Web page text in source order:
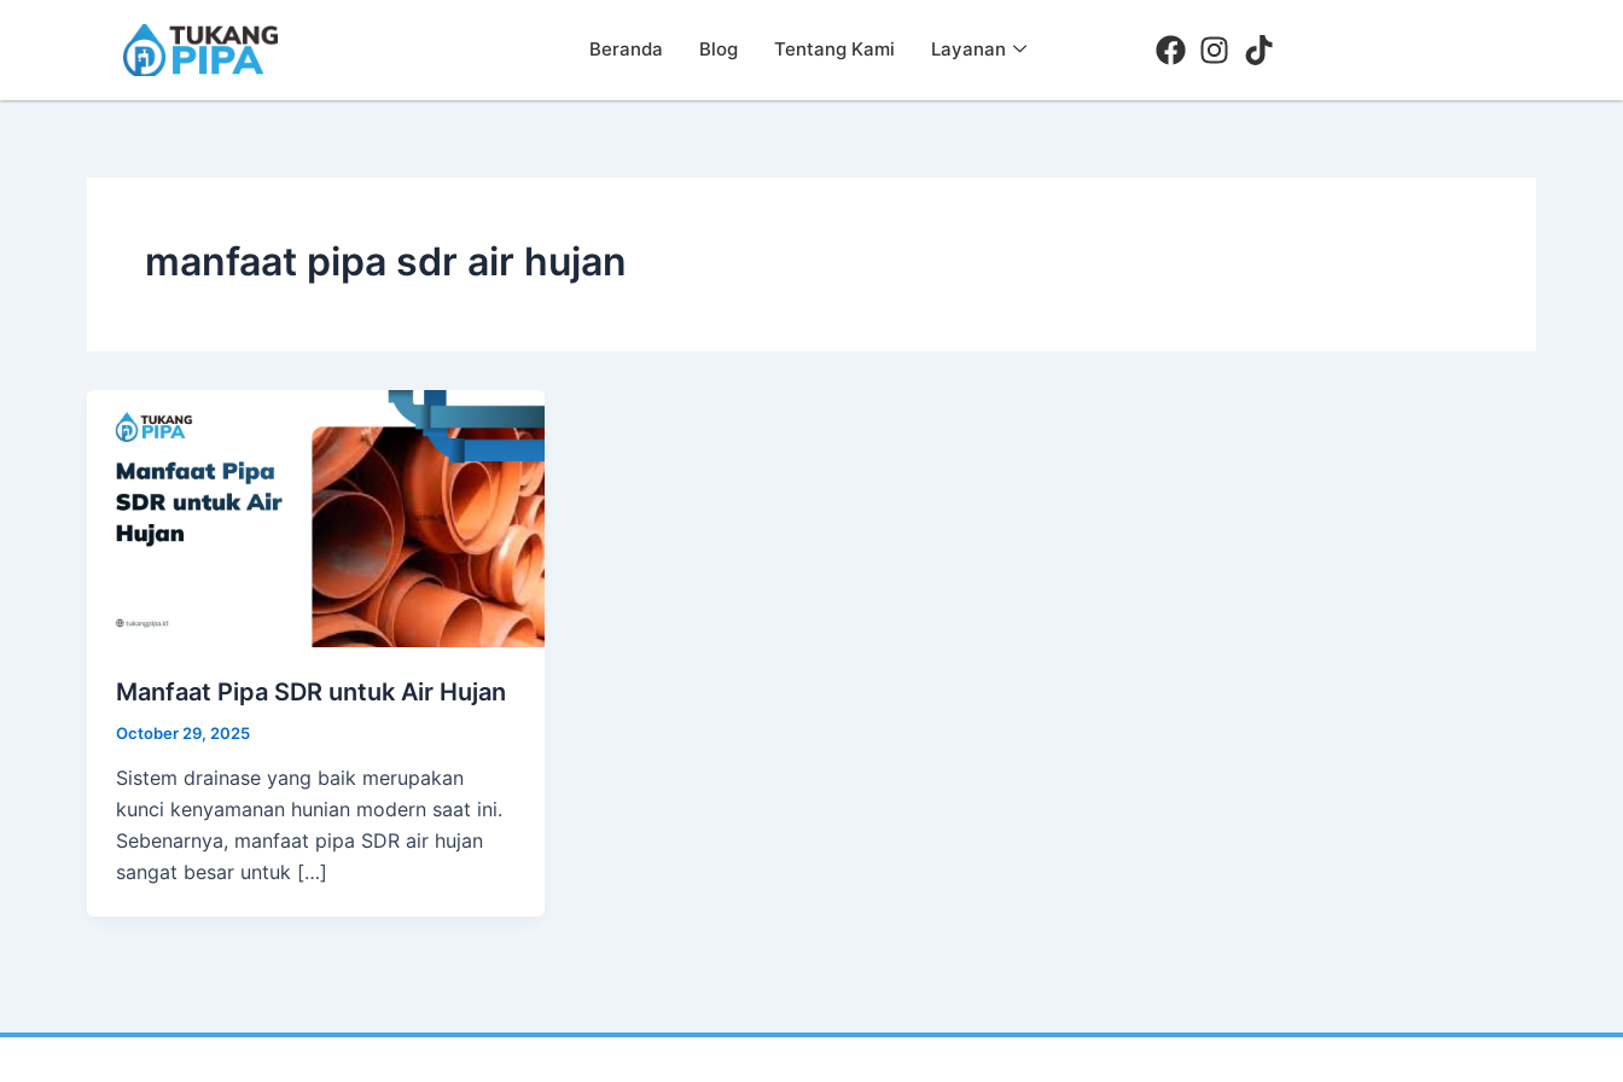
Beranda Blog Tentang Kami Layanan
manfaat pipa sdr air hujan
Manfaat Pipa SDR untuk Air Hujan
October 29, 2025
Sistem drainase yang baik merupakan
kunci kenyamanan hunian modern saat ini.
Sebenarnya, manfaat pipa SDR air hujan
sangat besar untuk […]